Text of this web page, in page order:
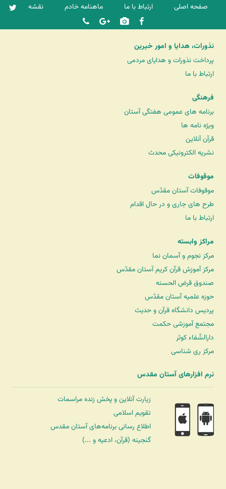
صفحه اصلی ارتباط با ما ماهنامه خادم نقشه
نذورات، هدایا و امور خیرین
پرداخت نذورات و هدایای مردمی
ارتباط با ما
فرهنگی
برنامه های عمومی هفتگی آستان
ویژه نامه ها
قرآن آنلاین
نشریه الکترونیکی محدث
موقوفات
موقوفات آستان مقدّس
طرح های جاری و در حال اقدام
ارتباط با ما
مراکز وابسته
مرکز نجوم و آسمان نما
مرکز آموزش قرآن کریم آستان مقدّس
صندوق قرض الحسنه
حوزه علمیه آستان مقدّس
پردیس دانشگاه قرآن و حدیث
مجتمع آموزشی حکمت
دارالشّفاء کوثر
مرکز ری شناسی
نرم افزارهای آستان مقدس
زیارت آنلاین و پخش زنده مراسمات
تقویم اسلامی
اطلاع رسانی برنامه‌های آستان مقدس
گنجینه (قرآن، ادعیه و ...)